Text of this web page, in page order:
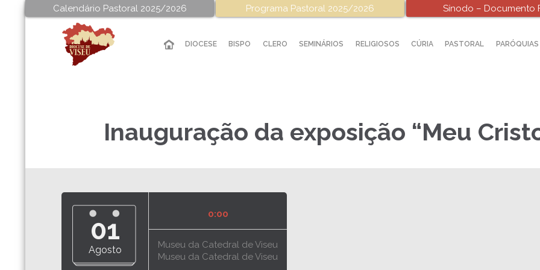
Calendário Pastoral 2025/2026 Programa Pastoral 2025/2026 Sínodo – Documento
DIOCESE BISPO CLERO SEMINÁRIOS RELIGIOSOS CÚRIA PASTORAL PARÓQUIAS
Inauguração da exposição “Meu
01
Agosto
0:00
Museu da Catedral de Viseu
Museu da Catedral de Viseu